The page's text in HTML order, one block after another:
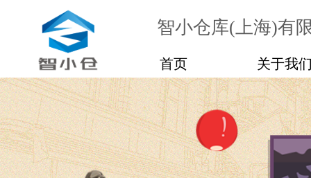
首页 关于我
智小仓库(上海)有